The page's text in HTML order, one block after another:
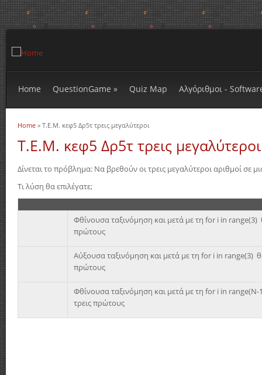
Home QuestionGame » Quiz Map Αλγόριθμοι -
You are here
Home » Τ.Ε.Μ. κεφ5 Δρ5τ τρεις μεγαλύτεροι
Τ.Ε.Μ. κεφ5 Δρ5τ τρεις μεγαλύτεροι
Δίνεται το πρόβλημα: Να βρεθούν οι τρεις μεγαλύτεροι αριθμοί σε
Τι λύση θα επιλέγατε;
Φθίνουσα ταξινόμηση και μετά με τη for i in range(3)
πρώτους
Αύξουσα ταξινόμηση και μετά με τη for i in range(3)
πρώτους
Φθίνουσα ταξινόμηση και μετά με τη for i in
τρεις πρώτους